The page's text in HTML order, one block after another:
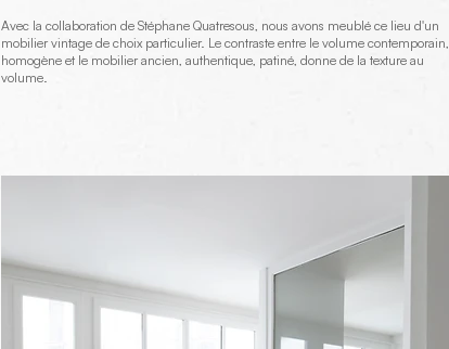
Avec la collaboration de Stéphane Quatresous, nous avons meublé ce lieu d'un
mobilier vintage de choix particulier. Le contraste entre le volume contemporain,
homogène et le mobilier ancien, authentique, patiné, donne de la texture au
volume.